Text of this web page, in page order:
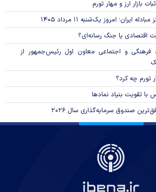
بازار ارز و مهار تورم
ایران؛ امروز یک‌شنبه ۱۱ مرداد ۱۴۰۵
اقتصادی یا جنگ رسانه‌ای؟
فرهنگی و اجتماعی معاون اول رئیس‌جمهور از
تورم چه کرد؟
با تقویت بنیاد نمادها
صندوق سرمایه‌گذاری سال ۲۰۲۶